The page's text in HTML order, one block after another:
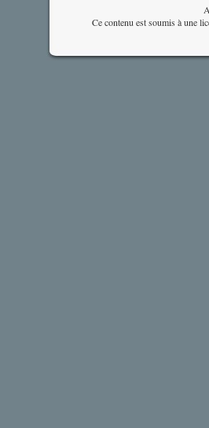
Ce contenu est soumis à une